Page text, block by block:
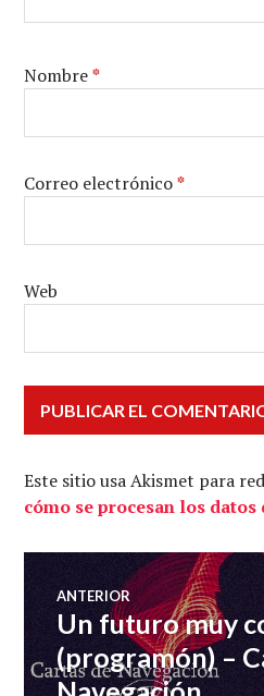
Nombre*
Correo electrónico*
Web
Este sitio usa Akismet para
cómo se procesan los
Navegación
de
ANTERIOR
Entrada
anterior:
Un futuro muy
(programón) –